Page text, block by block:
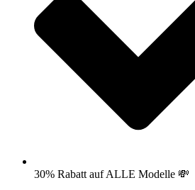
30% Rabatt auf ALLE Modelle 💸